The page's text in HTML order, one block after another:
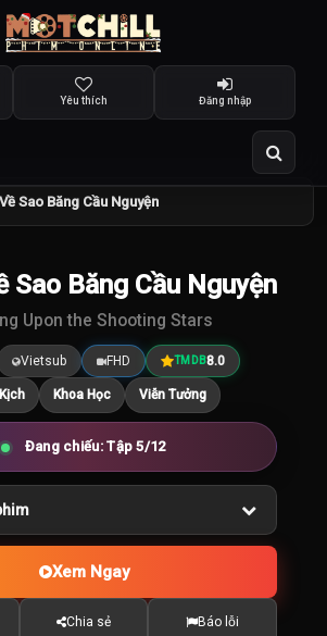
Yêu thích Đăng nhập
Sao Băng Cầu Nguyện
8.0/10
Sao Băng Cầu Nguyện
Upon the Shooting Stars
Vietsub FHD TMDB8.0
Khoa Học Viễn Tưởng
Đang chiếu: Tập 5/12
Xem Ngay
Chia sẻ Báo lỗi